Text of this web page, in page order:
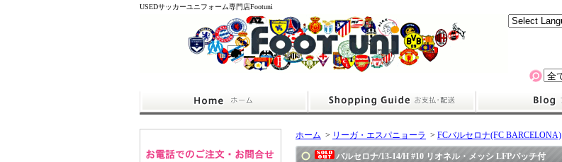
USEDサッカーユニフォーム専門店Footuni
ホーム > リーガ・エスパニョーラ > FCバルセロナ(FC BARCELONA)
バルセロナ/13-14/H #10 リオネル・メッシ LFPパッチ付